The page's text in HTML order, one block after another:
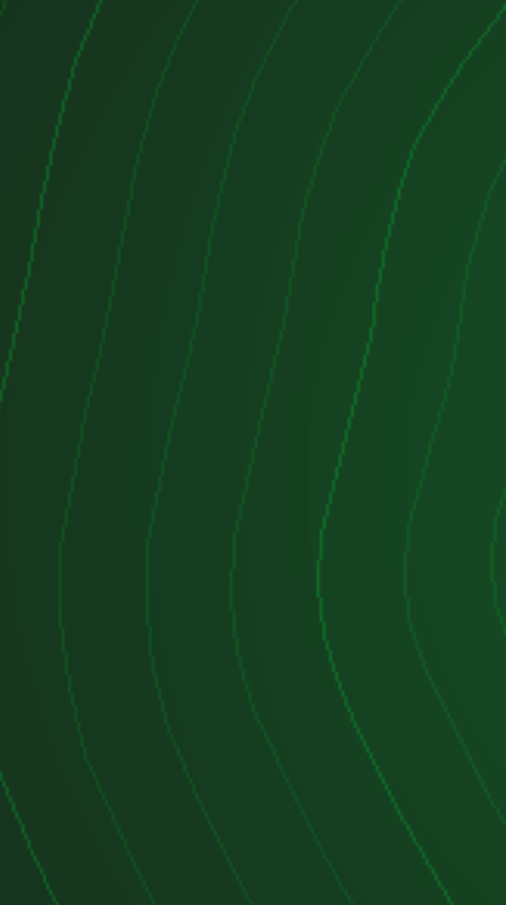
información técnica y especificaciones relevantes
para ayudarlo a tomar una decisión informada.
Además, ponemos a su disposición un servicio al
cliente competente y receptivo, listo para responder a
Ya sea que esté buscando un motor completo para
reemplazar el de su coche o una caja de cambio para
necesita en flexi-motores.com. Nuestro inventario se
actualiza constantemente con nuevos artículos,
Además de nuestro compromiso con la calidad y la
confiabilidad, también ofrecemos precios
competitivos y ofertas especiales regulares para
ayudarlo a ahorrar aún más en sus compras. ¡Explore
nuestro catálogo en línea hoy mismo y descubra por
para sus necesidades de repuestos automotrices!
No permita que un motor defectuoso o una caja de